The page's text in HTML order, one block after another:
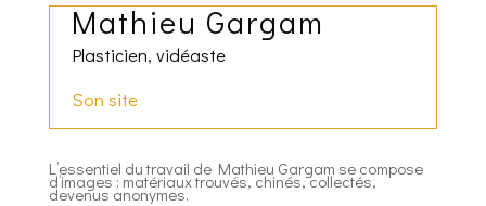
Mathieu Gargam
Plasticien, vidéaste
Son site
L’essentiel du travail de Mathieu Gargam se compose
d’images : matériaux trouvés, chinés, collectés,
devenus anonymes.